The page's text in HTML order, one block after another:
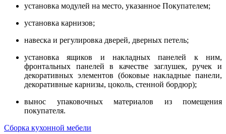
установка модулей на место, указанное Покупателем;
установка карнизов;
навеска и регулировка дверей, дверных петель;
установка ящиков и накладных панелей к ним,
фронтальных панелей в качестве заглушек, ручек и
декоративных элементов (боковые накладные панели,
декоративные карнизы, цоколь, стенной бордюр);
вынос упаковочных материалов из помещения
покупателя.
Сборка кухонной мебели